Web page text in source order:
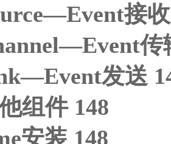
接
传
发送
组件 148
安装 148